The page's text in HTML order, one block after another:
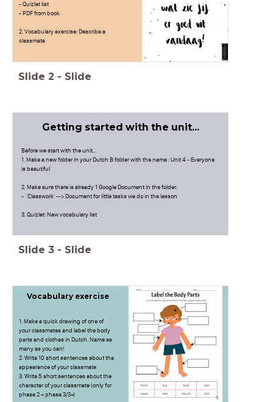
- Quizlet list
- PDF from book
2. Vocabulary exercise: Describe a
classmate
Slide 2 - Slide
Getting started with the unit...
Before we start with the unit...
1. Make a new folder in your Dutch B folder with the name : Unit 4 - Everyone
is beautiful
2. Make sure there is already 1 Google Document in the folder:
- 'Classwork' --> Document for little tasks we do in the lesson
3. Quizlet: New vocabulary list
Slide 3 - Slide
Vocabulary exercise
1. Make a quick drawing of one of
your classmates and label the body
parts and clothes in Dutch. Name as
many as you can!
2. Write 10 short sentences about the
appearance of your classmate
3. Write 5 short sentences about the
character of your classmate (only for
phase 2 + phase 3/3+)